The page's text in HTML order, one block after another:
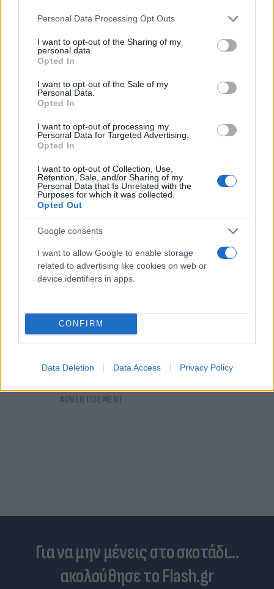
Please note that this website/app uses one or more Google
not limited to your visit or usage behaviour. You may click to
grant or deny consent to Google and its third-party tags to
use your data for below specified purposes in below Google
consent section.
Personal Data Processing Opt Outs
I want to opt-out of the Sharing of my
personal data.
Opted In
I want to opt-out of the Sale of my
Personal Data.
Opted In
I want to opt-out of processing my
Personal Data for Targeted Advertising.
Opted In
I want to opt-out of Collection, Use,
Retention, Sale, and/or Sharing of my
Personal Data that Is Unrelated with the
Purposes for which it was collected.
Opted Out
Google consents
I want to allow Google to enable storage
related to advertising like cookies on web or
device identifiers in apps.
CONFIRM
Data Deletion Data Access Privacy Policy
υιοθετεί τον τεχνολογικό νεωτερισμό, διατηρώντας την
06.03.2025 13:00
Απόκτησε τώρα τις Aprilia Tuareg Rally και Μoto
Guzzi Stelvio Duecento Tributo
Ξεκινησαν οι προπαραγγελίες για τις Aprilia Tuareg Rally και
Moto Guzzi Stelvio Duecento Tributo
01.02.2025 12:00
Σκευοφύλαξ
Για να μην μένεις στο σκοτάδι...
ακολούθησε το Flash.gr